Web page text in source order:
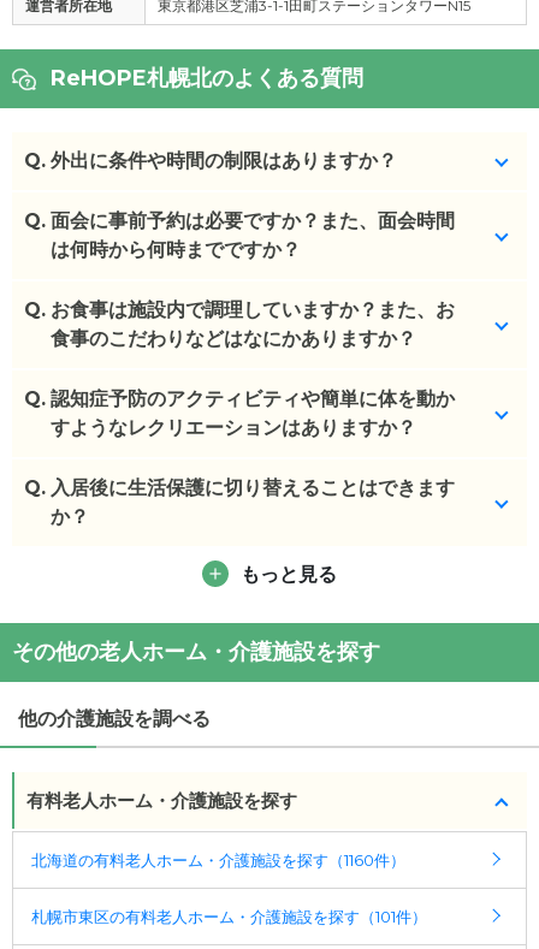
運営者所在地 東京都港区芝浦3-1-1田町ステーションタワーN15
ReHOPE札幌北のよくある質問
Q. 外出に条件や時間の制限はありますか？
特にございません。
Q. 面会に事前予約は必要ですか？また、面会時間
は何時から何時までですか？
9:00-18:00で面会が可能で、18時以降であれば予約
が必要です。
(回答者: 施設担当者,回答日: 2024/03/29)
Q. お食事は施設内で調理していますか？また、お
食事のこだわりなどはなにかありますか？
施設内調理しています。
Q. 認知症予防のアクティビティや簡単に体を動か
すようなレクリエーションはありますか？
季節に応じて、不定期で開催しております。
Q. 入居後に生活保護に切り替えることはできます
か？
(回答者: 施設担当者,回答日: 2024/03/29)
もっと見る
その他の老人ホーム・介護施設を探す
他の介護施設を調べる
有料老人ホーム・介護施設を探す
北海道の有料老人ホーム・介護施設を探す（1160件）
札幌市東区の有料老人ホーム・介護施設を探す（101件）